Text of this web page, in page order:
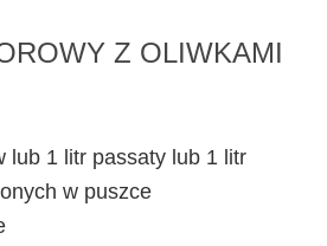
Z OLIWKAMI
lub 1 litr passaty lub 1 litr
w puszce